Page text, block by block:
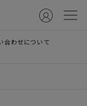
合わせについて